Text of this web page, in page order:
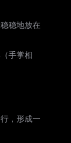
稳地放在
手掌相
，形成一